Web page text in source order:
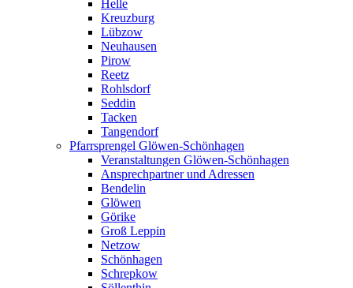
Helle
Kreuzburg
Lübzow
Neuhausen
Pirow
Reetz
Rohlsdorf
Seddin
Tacken
Tangendorf
Pfarrsprengel Glöwen-Schönhagen
Veranstaltungen Glöwen-Schönhagen
Ansprechpartner und Adressen
Bendelin
Glöwen
Görike
Groß Leppin
Netzow
Schönhagen
Schrepkow